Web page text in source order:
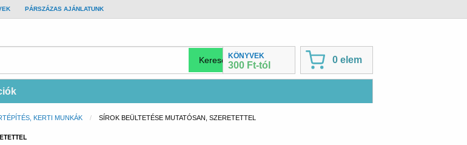
PÁRSZÁZAS AJÁNLATUNK
KÖNYVEK
300 Ft-tól
0 elem
KERTI MUNKÁK CURRENT:
SÍROK BEÜLTETÉSE MUTATÓSAN, SZERETETTEL